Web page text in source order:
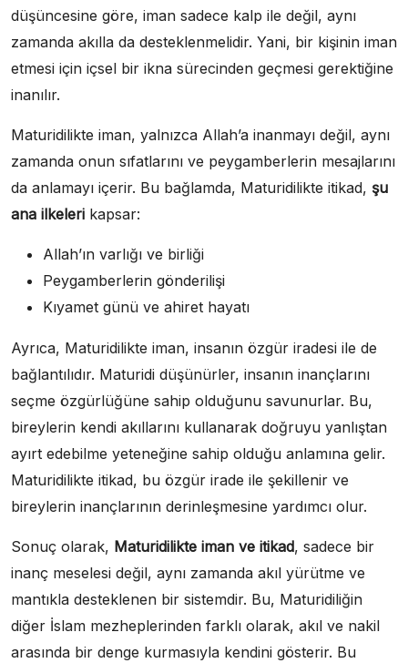
düşüncesine göre, iman sadece kalp ile değil, aynı
zamanda akılla da desteklenmelidir. Yani, bir kişinin iman
etmesi için içsel bir ikna sürecinden geçmesi gerektiğine
inanılır.
Maturidilikte iman, yalnızca Allah’a inanmayı değil, aynı
zamanda onun sıfatlarını ve peygamberlerin mesajlarını
da anlamayı içerir. Bu bağlamda, Maturidilikte itikad, şu
ana ilkeleri kapsar:
Allah’ın varlığı ve birliği
Peygamberlerin gönderilişi
Kıyamet günü ve ahiret hayatı
Ayrıca, Maturidilikte iman, insanın özgür iradesi ile de
bağlantılıdır. Maturidi düşünürler, insanın inançlarını
seçme özgürlüğüne sahip olduğunu savunurlar. Bu,
bireylerin kendi akıllarını kullanarak doğruyu yanlıştan
ayırt edebilme yeteneğine sahip olduğu anlamına gelir.
Maturidilikte itikad, bu özgür irade ile şekillenir ve
bireylerin inançlarının derinleşmesine yardımcı olur.
Sonuç olarak, Maturidilikte iman ve itikad, sadece bir
inanç meselesi değil, aynı zamanda akıl yürütme ve
mantıkla desteklenen bir sistemdir. Bu, Maturidiliğin
diğer İslam mezheplerinden farklı olarak, akıl ve nakil
arasında bir denge kurmasıyla kendini gösterir. Bu